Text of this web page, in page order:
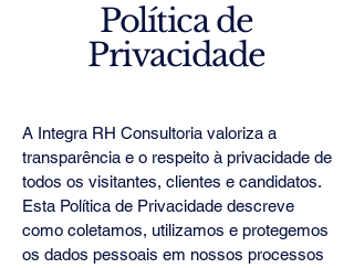
Política de
Privacidade
A Integra RH Consultoria valoriza a
transparência e o respeito à privacidade de
todos os visitantes, clientes e candidatos.
Esta Política de Privacidade descreve
como coletamos, utilizamos e protegemos
os dados pessoais em nossos processos